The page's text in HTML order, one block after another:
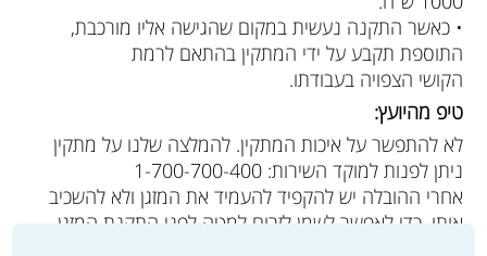
• כאשר התקנה נעשית במקום שהגישה אליו מורכבת,
התוספת תקבע על ידי המתקין בהתאם לרמת
הקושי הצפויה בעבודתו.
טיפ מהיועץ:
לא להתפשר על איכות המתקין. להמלצה שלנו על מתקין
ניתן לפנות למוקד השירות: 1-700-700-400
אחרי ההובלה יש להקפיד להעמיד את המזגן ולא להשכיב
אותו, כדי לאפשר לשמן לזרום למטה לפני התקנת המזגן